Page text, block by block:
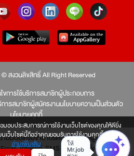
อบประสบการณ์การใช้งานเว็บไซต์ของคุณให้ดียิ่ง
เว็บไซต์นี้ถือว่าคุณยอมรับการใช้งานคุกกี้
อ่านเพิ่มเติม
สงวนลิขสิทธิ์ All Right Reserved
ขการใช้บริการสมาชิกผู้ประกอบการ
การสมาชิกผู้สมัครงานนโยบายความเป็นส่วนตัว
นโยบายคุกกี้
ม่มีเว็บเครือข่าย โปรดอย่าหลงเชื่อผู้แอบอ้าง และ
โทรศัพท์, SMS หรือทางใดก็ตาม จะถูก